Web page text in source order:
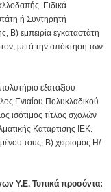
Ειδικά
ή Συντηρητή
Β) εμπειρία εγκαταστάτη
μετά την απόκτηση των
εξαταξίου
Ενιαίου Πολυκλαδικού
ισότιμος τίτλος σχολών
Κατάρτισης ΙΕΚ.
τους, Β) χειρισμός Η/
Υ.Ε. Τυπικά προσόντα: